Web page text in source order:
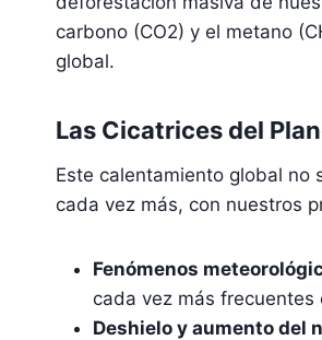
carbono (CO2​) y el metano
global.
Las Cicatrices del
Este calentamiento global no
cada vez más, con nuestros
Fenómenos
cada vez más frecuentes
Deshielo y aumento del